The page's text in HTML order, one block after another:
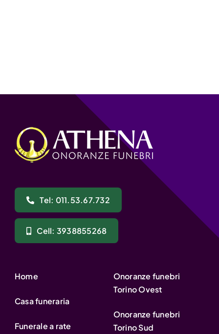
Tel: 011.53.67.732
Cell: 3938855268
Home
Casa funeraria
Funerale a rate
Onoranze funebri
Torino Ovest
Onoranze funebri
Torino Sud